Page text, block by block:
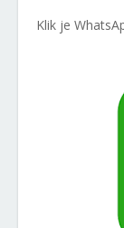
Klik je